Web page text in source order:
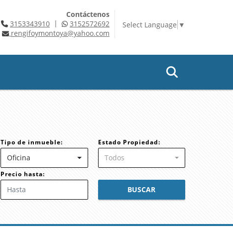
Contáctenos
3153343910|
3152572692
rengifoymontoya@yahoo.com
Select Language ▼
Tipo de inmueble:
Oficina
Estado Propiedad:
Todos
Precio hasta:
BUSCAR